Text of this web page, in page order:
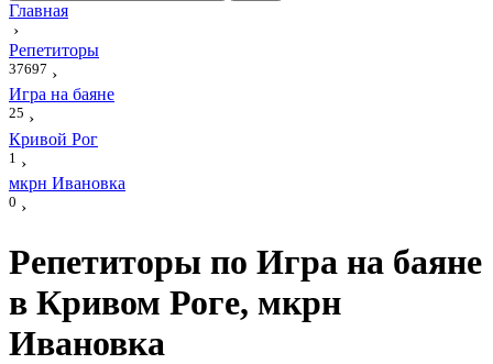
Главная
›
Репетиторы
37697 ›
Игра на баяне
25 ›
Кривой Рог
1 ›
мкрн Ивановка
0 ›
Репетиторы по Игра на баяне
в Кривом Роге, мкрн
Ивановка